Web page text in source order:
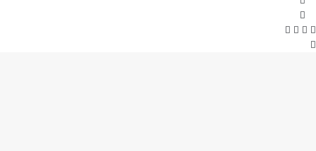
فيسبوك
تويترواتساب